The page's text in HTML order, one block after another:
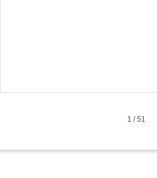
1 /51